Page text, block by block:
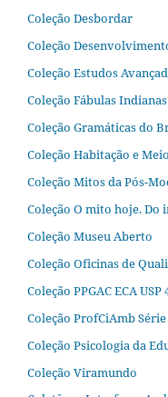
Coleção Desbordar
Coleção
Coleção Estudos
Coleção Fábulas
Coleção Gramáticas do
Coleção Habitação e
Coleção Mitos da Pós-
Coleção O mito hoje. Do
Coleção Museu Aberto
Coleção Oficinas de
Coleção PPGAC ECA USP
Coleção ProfCiAmb
Coleção Psicologia da
Coleção Viramundo